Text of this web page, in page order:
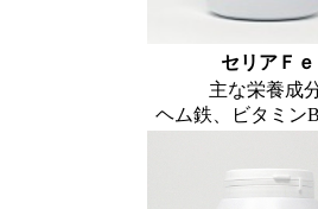
セリアＦｅ
主な栄養成
ヘム鉄、ビタミン